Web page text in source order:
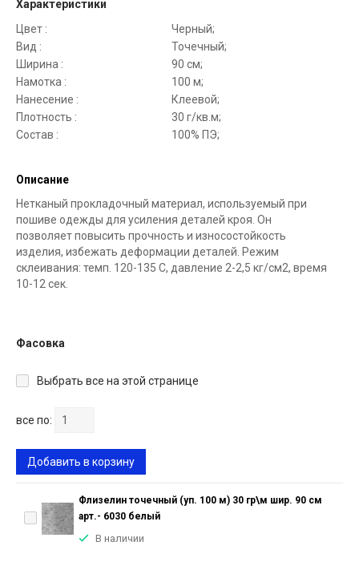
Характеристики
Цвет :
Черный;
Вид :
Точечный;
Ширина :
90 см;
Намотка :
100 м;
Нанесение :
Клеевой;
Плотность :
30 г/кв.м;
Состав :
100% ПЭ;
Описание
Нетканый прокладочный материал, используемый при
пошиве одежды для усиления деталей кроя. Он
позволяет повысить прочность и износостойкость
изделия, избежать деформации деталей. Режим
склеивания: темп. 120-135 С, давление 2-2,5 кг/см2, время
10-12 сек.
Фасовка
Выбрать все на этой странице
все по:
Добавить в корзину
Флизелин точечный (уп. 100 м) 30 гр\м шир. 90 см
арт.- 6030 белый
В наличии